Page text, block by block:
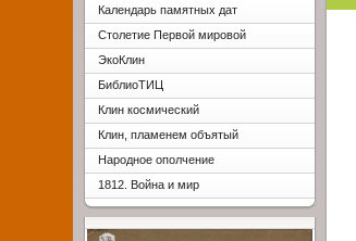
Календарь памятных дат
Столетие Первой мировой
ЭкоКлин
БиблиоТИЦ
Клин космический
Клин, пламенем объятый
Народное ополчение
1812. Война и мир